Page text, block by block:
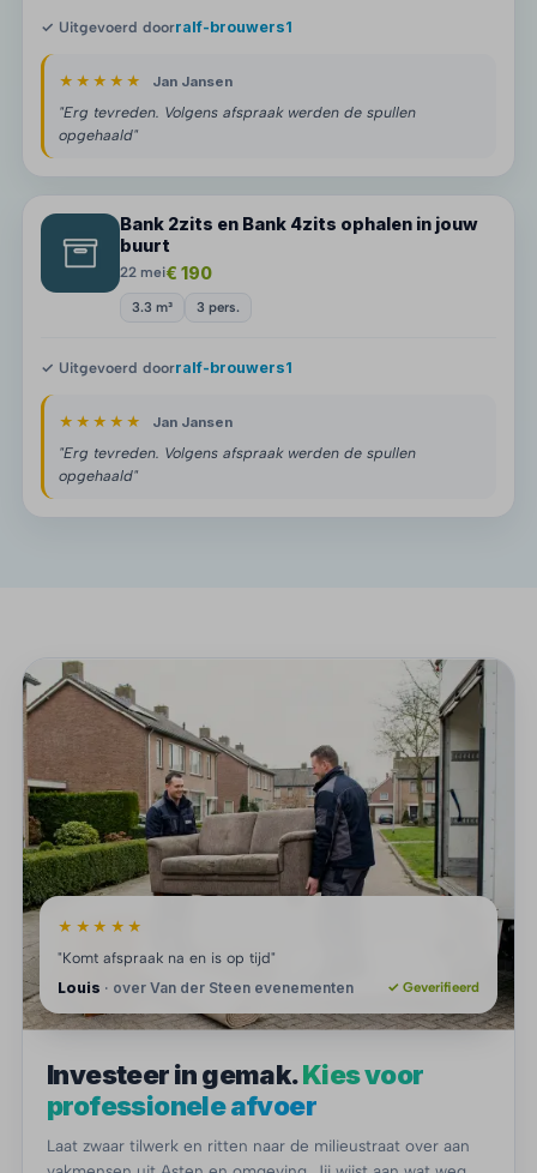
✓ Uitgevoerd doorralf-brouwers1
★★★★★ Jan Jansen
"Erg tevreden. Volgens afspraak werden de spullen
opgehaald"
Bank 2zits en Bank 4zits ophalen in jouw
buurt
22 mei€ 190
3.3 m³ 3 pers.
✓ Uitgevoerd doorralf-brouwers1
★★★★★ Jan Jansen
"Erg tevreden. Volgens afspraak werden de spullen
opgehaald"
★★★★★
"Komt afspraak na en is op tijd"
Louis · over Van der Steen evenementen ✓ Geverifieerd
Investeer in gemak.Kies voor
professionele afvoer
Laat zwaar tilwerk en ritten naar de milieustraat over aan